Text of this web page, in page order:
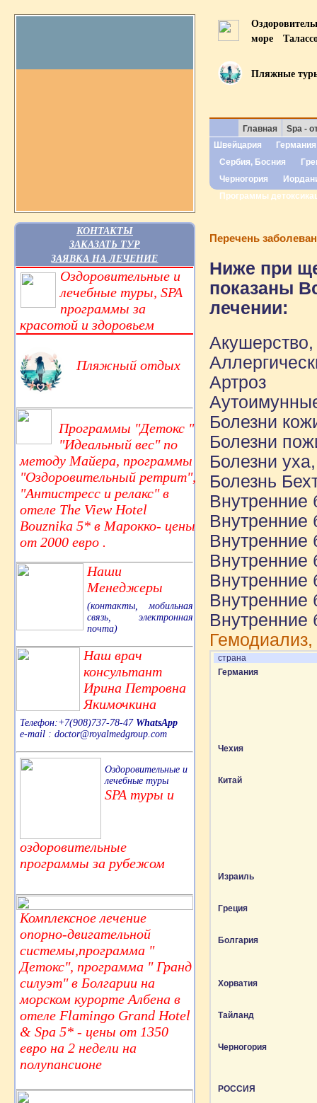
КОНТАКТЫ
ЗАКАЗАТЬ ТУР
ЗАЯВКА НА ЛЕЧЕНИЕ
Оздоровительные и
лечебные туры, SPA
программы за
красотой и здоровьем
Пляжный отдых
Программы "Детокс "
"Идеальный вес" по
методу Майера, программы
"Оздоровительный ретрит",
"Антистресс и релакс" в
отеле The View Hotel
Bouznika 5* в Марокко- цены
от 2000 евро .
Наши
Менеджеры
(контакты, мобильная
связь, электронная
почта)
Наш врач
консультант
Ирина Петровна
Якимочкина
Телефон:+7(908)737-78-47 WhatsApp
e-mail : doctor@royalmedgroup.com
Оздоровительные и
лечебные туры
SPA туры и
оздоровительные
программы за рубежом
Комплексное лечение
опорно-двигательной
системы,программа "
Детокс", программа " Гранд
силуэт" в Болгарии на
морском курорте Албена в
отеле Flamingo Grand Hotel
& Spa 5* - цены от 1350
евро на 2 недели на
полупансионе
море
Пляжные
Главная
Spa -
Швейцария
Германия
Сербия, Босния
Черногория
Программы
Перечень
Ниже при
показаны
лечении:
Артроз
Болезни
Болезни
Болезни
Болезнь
Внутренние
Внутренние
Внутренние
Внутренние
Внутренние
Внутренние
Внутренние
страна
Германия
Чехия
Китай
Израиль
Греция
Болгария
Хорватия
Тайланд
Черногория
РОССИЯ